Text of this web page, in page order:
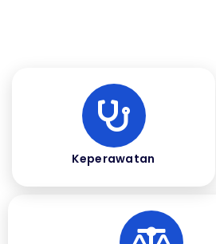
Keperawatan